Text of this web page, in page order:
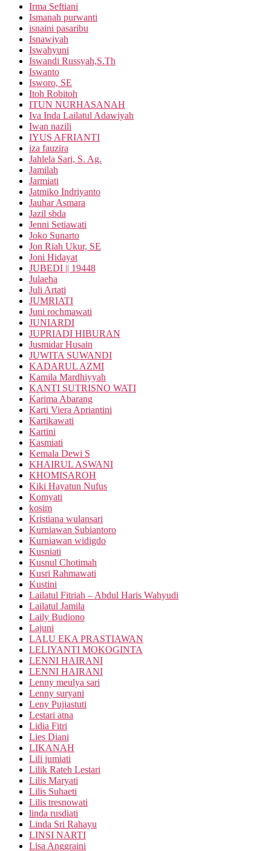
Irma Seftiani
Ismanah purwanti
isnaini pasaribu
Isnawiyah
Iswahyuni
Iswandi Russyah,S.Th
Iswanto
Isworo, SE
Itoh Robitoh
ITUN NURHASANAH
Iva Inda Lailatul Adawiyah
Iwan nazili
IYUS AFRIANTI
iza fauzira
Jahlela Sari, S. Ag.
Jamilah
Jarmiati
Jatmiko Indriyanto
Jauhar Asmara
Jazil sbda
Jenni Setiawati
Joko Sunarto
Jon Riah Ukur, SE
Joni Hidayat
JUBEDI || 19448
Julaeha
Juli Artati
JUMRIATI
Juni rochmawati
JUNIARDI
JUPRIADI HIBURAN
Jusmidar Husain
JUWITA SUWANDI
KADARUL AZMI
Kamila Mardhiyyah
KANTI SUTRISNO WATI
Karima Abarang
Karti Viera Apriantini
Kartikawati
Kartini
Kasmiati
Kemala Dewi S
KHAIRUL ASWANI
KHOMISAROH
Kiki Hayatun Nufus
Komyati
kosim
Kristiana wulansari
Kurniawan Subiantoro
Kurniawan widigdo
Kusniati
Kusnul Chotimah
Kusri Rahmawati
Kustini
Lailatul Fitriah – Abdul Haris Wahyudi
Lailatul Jamila
Laily Budiono
Lajuni
LALU EKA PRASTIAWAN
LELIYANTI MOKOGINTA
LENNI HAIRANI
LENNI HAIRANI
Lenny meulya sari
Lenny suryani
Leny Pujiastuti
Lestari atna
Lidia Fitri
Lies Diani
LIKANAH
Lili jumiati
Lilik Rateh Lestari
Lilis Maryati
Lilis Suhaeti
Lilis tresnowati
linda rusdiati
Linda Sri Rahayu
LINSI NARTI
Lisa Anggraini